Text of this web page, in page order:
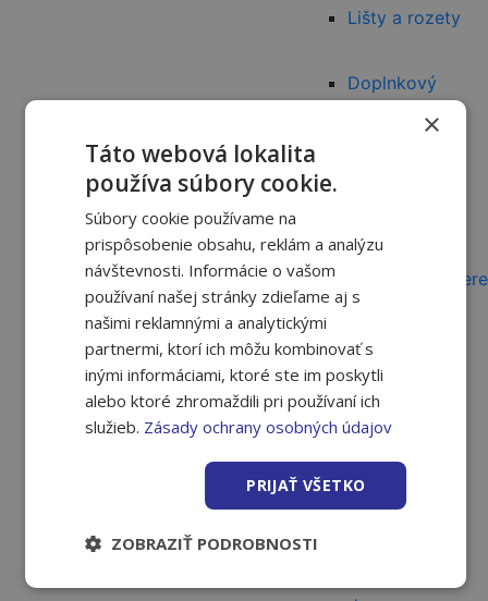
Lišty a rozety
Doplnkový
Interiérové dvere
Bezpečnostné
dvere
Plechové /
×
Táto webová lokalita
používa súbory cookie.
Súbory cookie používame na
prispôsobenie obsahu, reklám a analýzu
návštevnosti. Informácie o vašom
používaní našej stránky zdieľame aj s
našimi reklamnými a analytickými
partnermi, ktorí ich môžu kombinovať s
inými informáciami, ktoré ste im poskytli
alebo ktoré zhromaždili pri používaní ich
služieb. Zásady ochrany osobných údajov
PRIJAŤ VŠETKO
ZOBRAZIŤ PODROBNOSTI